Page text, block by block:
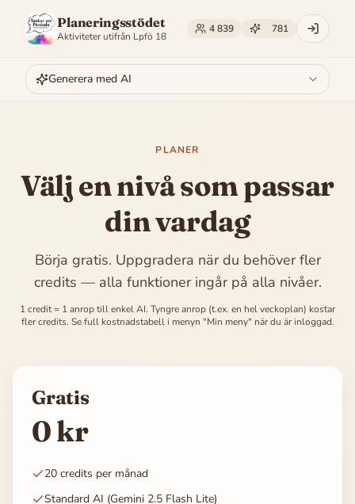
Planeringsstödet
Aktiviteter utifrån Lpfö 18
4 839 781
Generera med AI
PLANER
Välj en nivå som passar
din vardag
Börja gratis. Uppgradera när du behöver fler
credits — alla funktioner ingår på alla nivåer.
1 credit = 1 anrop till enkel AI. Tyngre anrop (t.ex. en hel veckoplan) kostar
fler credits. Se full kostnadstabell i menyn "Min meny" när du är inloggad.
Gratis
0 kr
20 credits per månad
Standard AI (Gemini 2.5 Flash Lite)